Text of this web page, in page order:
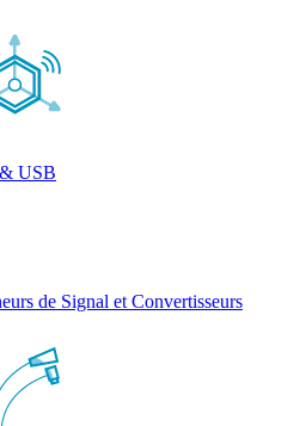
USB
de Signal et Convertisseurs